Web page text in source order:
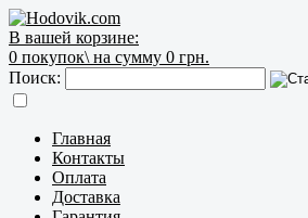
В вашей корзине:
0 покупок\ на сумму 0 грн.
Поиск:
Главная
Контакты
Оплата
Доставка